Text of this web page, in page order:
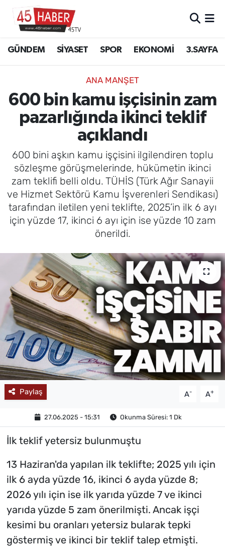
GÜNDEM SİYASET SPOR EKONOMİ 3.SAYFA
ANA MANŞET
600 bin kamu işçisinin zam
pazarlığında ikinci teklif
açıklandı
600 bini aşkın kamu işçisini ilgilendiren toplu
sözleşme görüşmelerinde, hükümetin ikinci
zam teklifi belli oldu. TÜHİS (Türk Ağır Sanayii
ve Hizmet Sektörü Kamu İşverenleri Sendikası)
tarafından iletilen yeni teklifte, 2025’in ilk 6 ayı
için yüzde 17, ikinci 6 ayı için ise yüzde 10 zam
önerildi.
Paylaş A- A+
27.06.2025 - 15:31 Okunma Süresi: 1 Dk
İlk teklif yetersiz bulunmuştu
13 Haziran'da yapılan ilk teklifte; 2025 yılı için
ilk 6 ayda yüzde 16, ikinci 6 ayda yüzde 8;
2026 yılı için ise ilk yarıda yüzde 7 ve ikinci
yarıda yüzde 5 zam önerilmişti. Ancak işçi
kesimi bu oranları yetersiz bularak tepki
göstermiş ve ikinci bir teklif talep etmişti.
SİYASET
EKONOMİ
EĞİTİM
SAĞLIK
YAŞAM
Manisa Hava Durumu
Manisa Namaz Vakitleri
Manisa Trafik Yoğunluk Haritası
Süper Lig Puan Durumu ve Fikstür
Tüm Manşetler
Son Dakika Haberleri
Haber Arşivi